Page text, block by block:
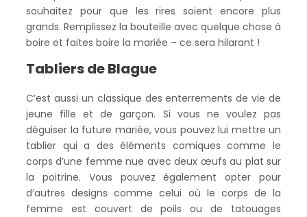
souhaitez pour que les rires soient encore plus
grands. Remplissez la bouteille avec quelque chose à
boire et faites boire la mariée – ce sera hilarant !
Tabliers de Blague
C’est aussi un classique des enterrements de vie de
jeune fille et de garçon. Si vous ne voulez pas
déguiser la future mariée, vous pouvez lui mettre un
tablier qui a des éléments comiques comme le
corps d’une femme nue avec deux œufs au plat sur
la poitrine. Vous pouvez également opter pour
d’autres designs comme celui où le corps de la
femme est couvert de poils ou de tatouages